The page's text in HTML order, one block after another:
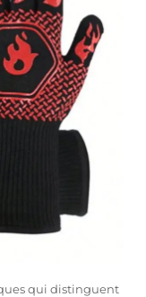
qui distinguent